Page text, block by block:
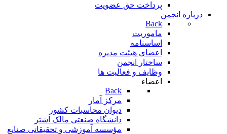
پرداخت حق عضویت
درباره انجمن
Back
ماموریت
اساسنامه
اعضای هیئت مدیره
ساختار انجمن
وظایف و فعالیت ها
اعضاء
Back
مرکز آمار
دیوان محاسبات کشور
دانشگاه صنعتی مالک اشتر
مؤسسه آموزشی و تحقيقاتی صنايع